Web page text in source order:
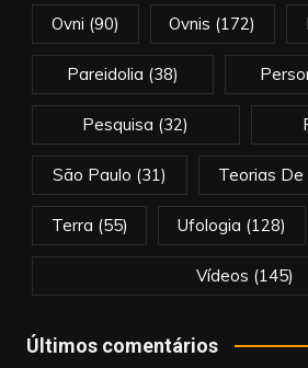
Ovni (90) Ovnis (172)
Pareidolia (38)
Pesquisa (32)
São Paulo (31) Teorias De
Terra (55) Ufologia (128)
Vídeos (145)
Últimos comentários